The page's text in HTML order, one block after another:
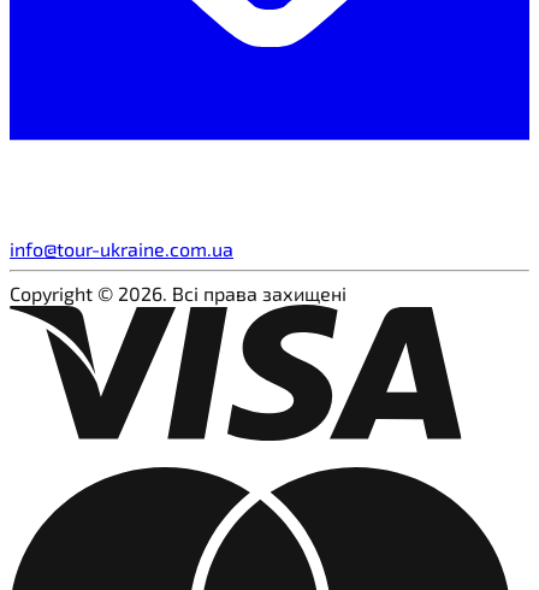
info@tour-ukraine.com.ua
Copyright © 2026. Всі права захищені